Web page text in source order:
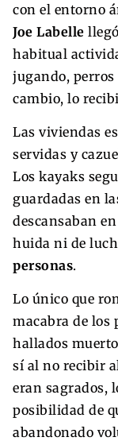
con el entorno
Joe Labelle
habitual
jugando,
cambio, lo
Las viviendas
servidas y
Los kayaks
guardadas en
descansaban
huida ni de
personas.
Lo único que
macabra de los
hallados
sí al no recibir
eran sagrados,
posibilidad de
abandonado